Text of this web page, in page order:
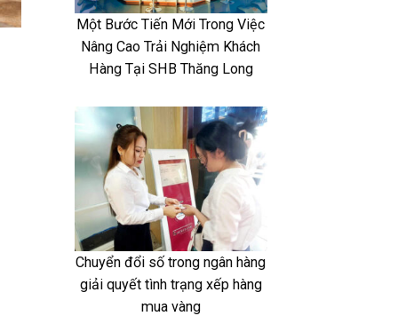
Một Bước Tiến Mới Trong Việc
Nâng Cao Trải Nghiệm Khách
Hàng Tại SHB Thăng Long
Chuyển đổi số trong ngân hàng
giải quyết tình trạng xếp hàng
mua vàng